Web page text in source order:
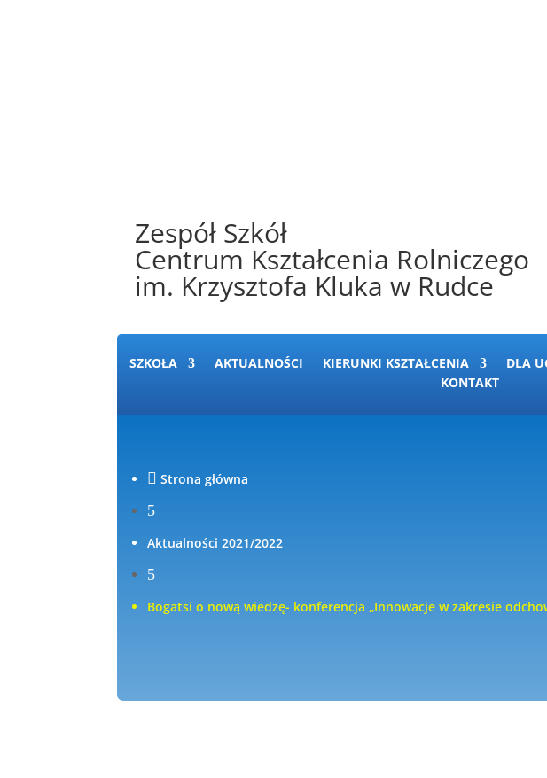
Zespół Szkół
Centrum Kształcenia Rolniczego
im. Krzysztofa Kluka w Rudce
SZKOŁA AKTUALNOŚCI KIERUNKI KSZTAŁCENIA DLA
KONTAKT
 Strona główna
5
Aktualności 2021/2022
5
Bogatsi o nową wiedzę- konferencja „Innowacje w zakresie